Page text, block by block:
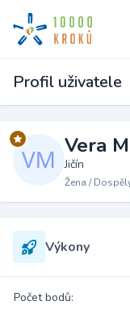
Profil uživatele
Vera
Jičín
Žena /
Výkony
Počet bodů: